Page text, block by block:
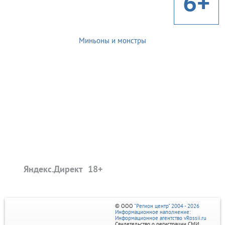
Миньоны и монстры
Яндекс.Директ
© ООО "Регион центр" 2004 - 2026
Информационное наполнение:
Информационное агентство vRossii.ru